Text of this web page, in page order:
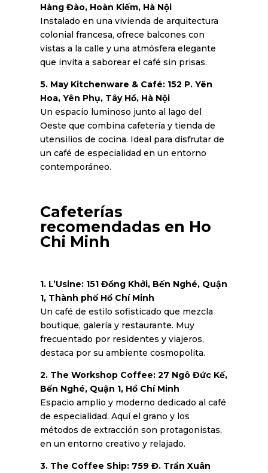
Hàng Đào, Hoàn Kiếm, Hà Nội
Instalado en una vivienda de arquitectura
colonial francesa, ofrece balcones con
vistas a la calle y una atmósfera elegante
que invita a saborear el café sin prisas.
5. May Kitchenware & Café: 152 P. Yên
Hoa, Yên Phụ, Tây Hồ, Hà Nội
Un espacio luminoso junto al lago del
Oeste que combina cafetería y tienda de
utensilios de cocina. Ideal para disfrutar de
un café de especialidad en un entorno
contemporáneo.
Cafeterías
recomendadas en Ho
Chi Minh
1. L’Usine: 151 Đồng Khởi, Bến Nghé, Quận
1, Thành phố Hồ Chí Minh
Un café de estilo sofisticado que mezcla
boutique, galería y restaurante. Muy
frecuentado por residentes y viajeros,
destaca por su ambiente cosmopolita.
2. The Workshop Coffee: 27 Ngô Đức Kế,
Bến Nghé, Quận 1, Hồ Chí Minh
Espacio amplio y moderno dedicado al café
de especialidad. Aquí el grano y los
métodos de extracción son protagonistas,
en un entorno creativo y relajado.
3. The Coffee Ship: 759 Đ. Trần Xuân